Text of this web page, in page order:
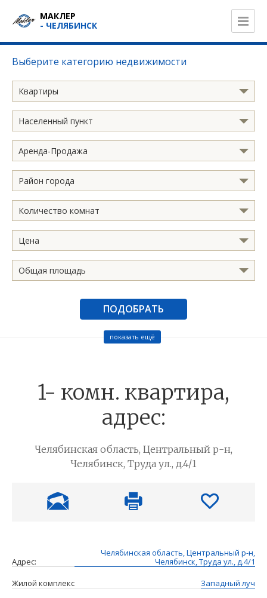
МАКЛЕР
- ЧЕЛЯБИНСК
Выберите категорию недвижимости
Квартиры
Населенный пункт
Аренда-Продажа
Район города
Количество комнат
Цена
Общая площадь
ПОДОБРАТЬ
показать ещё
1- комн. квартира,
адрес:
Челябинская область, Центральный р-н,
Челябинск, Труда ул., д.4/1
Адрес:
Челябинская область, Центральный р-н,
Челябинск, Труда ул., д.4/1
Жилой комплекс
Западный луч